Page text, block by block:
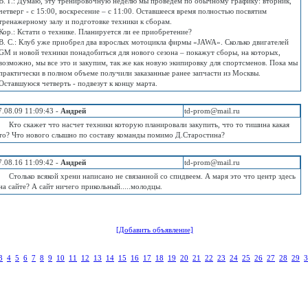
- с 15:00, воскресение – с 11:00. Оставшееся время полностью посвятим
залу и подготовке техники к сборам.
Кстати о технике. Планируется ли ее приобретение?
С.: Клуб уже приобрел два взрослых мотоцикла фирмы «JAWA». Сколько двигателей
и новой техники понадобиться для нового сезона – покажут сборы, на которых,
мы все это и закупим, так же как новую экипировку для спортсменов. Пока мы
в полном объеме получили заказанные ранее запчасти из Москвы.
четверть - подвезут к концу марта.
11:09:43 - Андрей
td-prom@mail.ru
Кто скажет что насчет техники которую планировали закупить, что то тишина какая
Что нового слышно по составу команды помимо Д.Старостина?
11:09:42 - Андрей
td-prom@mail.ru
Столько всякой хрени написано не связанной со спидвеем. А маря это что центр здесь
сайте? А сайт ничего прикольный.....молодцы.
[Добавить объявление]
4 5 6 7 8 9 10 11 12 13 14 15 16 17 18 19 20 21 22 23 24 25 26 27 28 29